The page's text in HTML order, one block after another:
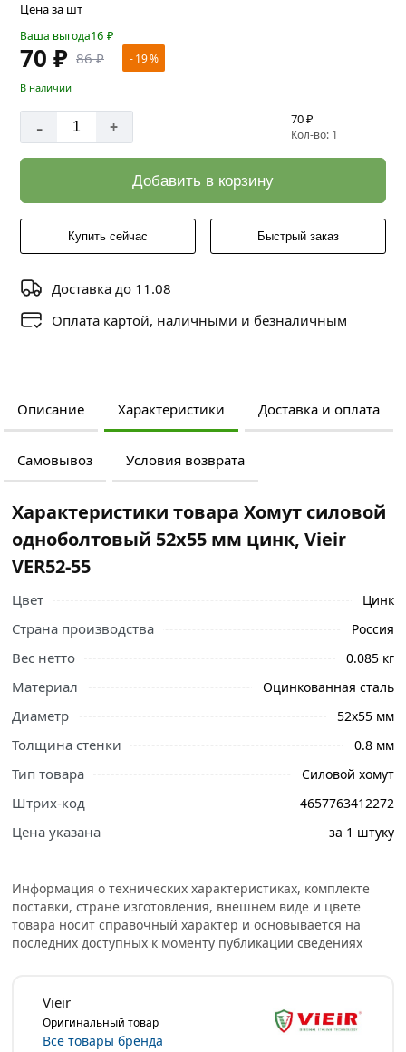
Цена за шт
Ваша выгода16 ₽
70 ₽ 86 ₽ - 19 %
В наличии
- + 70 ₽
Кол-во: 1
Добавить в корзину
Купить сейчас Быстрый заказ
Доставка до 11.08
Оплата картой, наличными и безналичным
Описание Характеристики Доставка и оплата
Самовывоз Условия возврата
описанием и отзывами о товаре, чтобы сделать
правильный выбор и заказать онлайн. Наши
или самовывоза.
Условия доставки и цены на товар Хомут силовой
одноболтовый 52х55 мм цинк, Vieir VER52-55 из
Характеристики товара Хомут силовой
одноболтовый 52х55 мм цинк, Vieir
VER52-55
Цвет Цинк
Страна производства Россия
Вес нетто 0.085 кг
Материал Оцинкованная сталь
Диаметр 52х55 мм
Толщина стенки 0.8 мм
Тип товара Силовой хомут
Штрих-код 4657763412272
Цена указана за 1 штуку
Информация о технических характеристиках, комплекте
поставки, стране изготовления, внешнем виде и цвете
товара носит справочный характер и основывается на
последних доступных к моменту публикации сведениях
Vieir
Оригинальный товар
Все товары бренда